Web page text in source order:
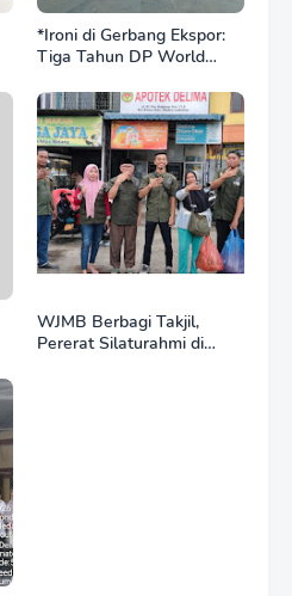
*Ironi di Gerbang Ekspor:
Tiga Tahun DP World
Pekerja Sektor
Internasional Justru Anjlok
di Bawah Sektor
Domestik*
WJMB Berbagi Takjil,
Pererat Silaturahmi di